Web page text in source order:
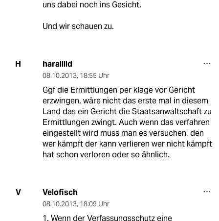
uns dabei noch ins Gesicht.
Und wir schauen zu.
H haralllld
08.10.2013, 18:55 Uhr
Ggf die Ermittlungen per klage vor Gericht
erzwingen, wäre nicht das erste mal in diesem
Land das ein Gericht die Staatsanwaltschaft zu
Ermittlungen zwingt. Auch wenn das verfahren
eingestellt wird muss man es versuchen, den
wer kämpft der kann verlieren wer nicht kämpft
hat schon verloren oder so ähnlich.
V Velofisch
08.10.2013, 18:09 Uhr
1. Wenn der Verfassungsschutz eine